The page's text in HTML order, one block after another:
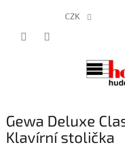
CZK
Gewa Deluxe
Klavírní stolička